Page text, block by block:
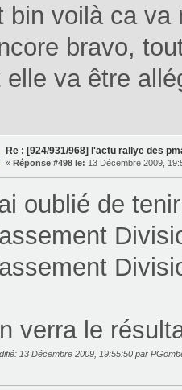
bin voilà ca
bravo,
elle va être
Re : [924/931/968] l'actu rallye des
« Réponse #498 le: 13 Décembre 2009,
oublié de
verra le
13 Décembre 2009, 19:55:50 par